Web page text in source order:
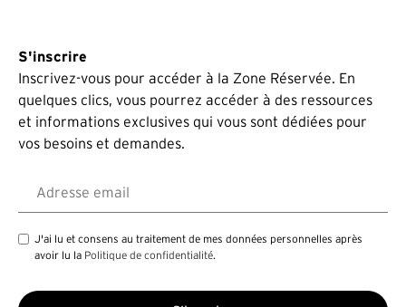
S'inscrire
Inscrivez-vous pour accéder à la Zone Réservée. En
quelques clics, vous pourrez accéder à des ressources
et informations exclusives qui vous sont dédiées pour
vos besoins et demandes.
J'ai lu et consens au traitement de mes données personnelles après
avoir lu la Politique de confidentialité.